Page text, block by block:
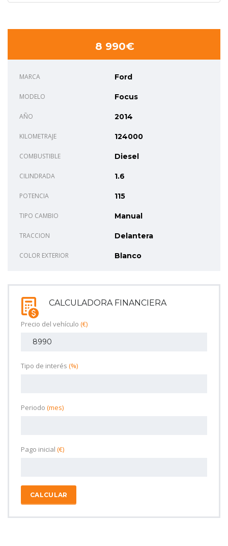
8 990€
MARCA Ford
MODELO Focus
AÑO 2014
KILOMETRAJE 124000
COMBUSTIBLE Diesel
CILINDRADA 1.6
POTENCIA 115
TIPO CAMBIO Manual
TRACCION Delantera
COLOR EXTERIOR Blanco
CALCULADORA FINANCIERA
Precio del vehículo (€)
Tipo de interés (%)
Periodo (mes)
Pago inicial (€)
CALCULAR